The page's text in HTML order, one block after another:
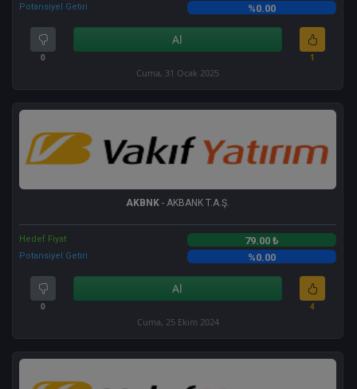
Potansiyel Getiri %0.00
0
Al
1
Cuma, 31 Ocak 2025
AKBNK - AKBANK T.A.Ş.
Hedef Fiyat 79.00 ₺
Potansiyel Getiri %0.00
0
Al
4
Cuma, 25 Ekim 2024